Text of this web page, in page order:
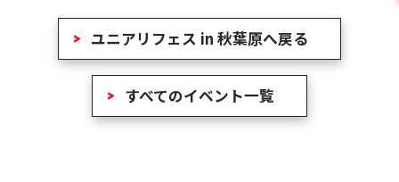
ユニアリフェス in 秋葉原へ戻る
すべてのイベント一覧